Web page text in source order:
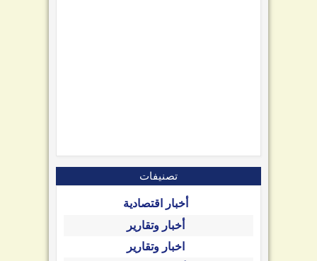
تصنيفات
أخبار اقتصادية
أخبار وتقارير
اخبار وتقارير